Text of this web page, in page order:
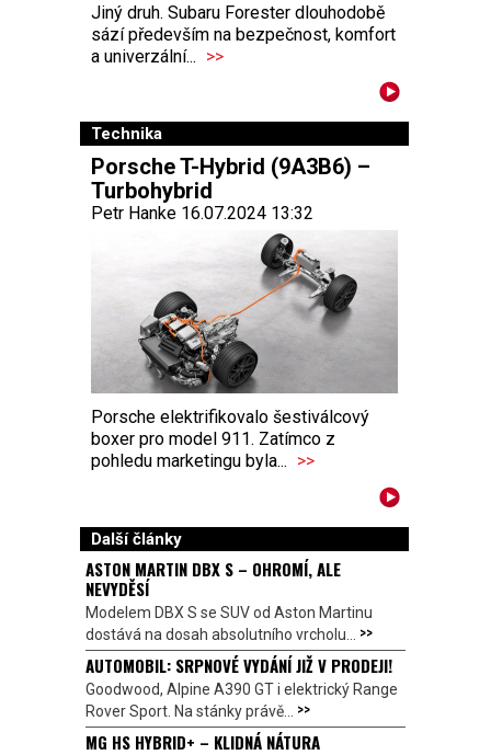
Jiný druh. Subaru Forester dlouhodobě
sází především na bezpečnost, komfort
a univerzální... >>
Technika
Porsche T-Hybrid (9A3B6) –
Turbohybrid
Petr Hanke 16.07.2024 13:32
Porsche elektrifikovalo šestiválcový
boxer pro model 911. Zatímco z
pohledu marketingu byla... >>
Další články
ASTON MARTIN DBX S – OHROMÍ, ALE
NEVYDĚSÍ
Modelem DBX S se SUV od Aston Martinu
dostává na dosah absolutního vrcholu... >>
AUTOMOBIL: SRPNOVÉ VYDÁNÍ JIŽ V PRODEJI!
Goodwood, Alpine A390 GT i elektrický Range
Rover Sport. Na stánky právě... >>
MG HS HYBRID+ – KLIDNÁ NÁTURA